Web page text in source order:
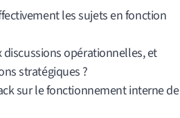
les sujets en fonction
opérationnelles, et
stratégiques ?
sur le fonctionnement interne de